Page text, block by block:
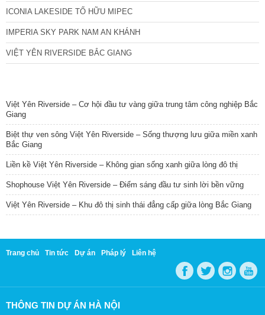
ICONIA LAKESIDE TỐ HỮU MIPEC
IMPERIA SKY PARK NAM AN KHÁNH
VIỆT YÊN RIVERSIDE BẮC GIANG
Việt Yên Riverside – Cơ hội đầu tư vàng giữa trung tâm công nghiệp Bắc
Giang
Biệt thự ven sông Việt Yên Riverside – Sống thượng lưu giữa miền xanh
Bắc Giang
Liền kề Việt Yên Riverside – Không gian sống xanh giữa lòng đô thị
Shophouse Việt Yên Riverside – Điểm sáng đầu tư sinh lời bền vững
Việt Yên Riverside – Khu đô thị sinh thái đẳng cấp giữa lòng Bắc Giang
Trang chủ Tin tức Dự án Pháp lý Liên hệ
THÔNG TIN DỰ ÁN HÀ NỘI